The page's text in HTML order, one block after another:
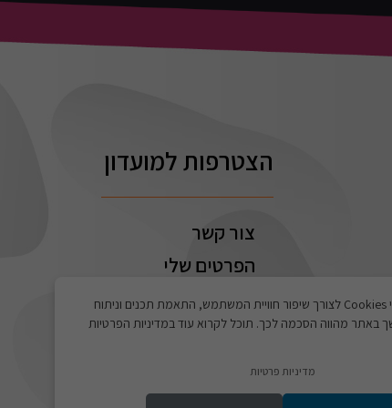
אנו משתמשים בקובצי Cookies לצורך שיפור חוויית המשתמש, התאמת תכנים וניתוח
באתר מהווה הסכמה לכך. תוכל לקרוא עוד במדיניות הפרטיות
מדיניות פרטיות
הצטרפות למועדון
צור קשר
הפרטים שלי
ההזמנות שלי